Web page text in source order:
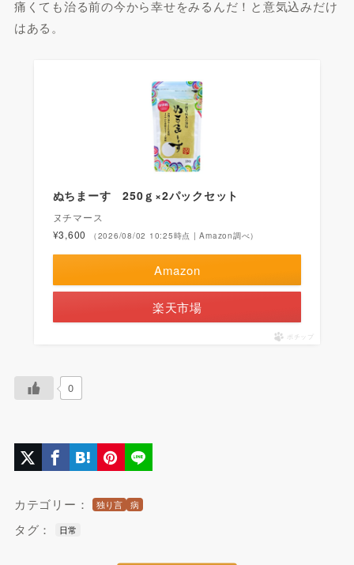
痛くても治る前の今から幸せをみるんだ！と意気込みだけ
はある。
ぬちまーす 250ｇ×2パックセット
ヌチマース
¥3,600
（2026/08/02 10:25時点 | Amazon調べ）
Amazon
楽天市場
ポチップ
0
カテゴリー： 独り言 病
タグ： 日常